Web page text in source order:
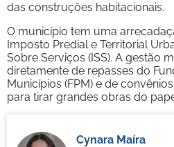
das construções habitacionais.
O município tem uma
Imposto Predial e Territorial
Sobre Serviços (ISS). A gestão
diretamente de repasses do
Municípios (FPM) e de
para tirar grandes obras do
Cynara Maíra